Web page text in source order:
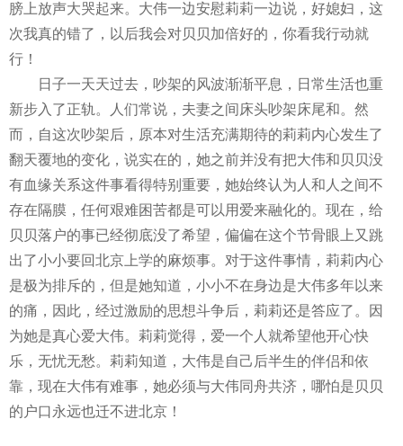
膀上放声大哭起来。大伟一边安慰莉莉一边说，好媳妇，这
次我真的错了，以后我会对贝贝加倍好的，你看我行动就
行！
日子一天天过去，吵架的风波渐渐平息，日常生活也重
新步入了正轨。人们常说，夫妻之间床头吵架床尾和。然
而，自这次吵架后，原本对生活充满期待的莉莉内心发生了
翻天覆地的变化，说实在的，她之前并没有把大伟和贝贝没
有血缘关系这件事看得特别重要，她始终认为人和人之间不
存在隔膜，任何艰难困苦都是可以用爱来融化的。现在，给
贝贝落户的事已经彻底没了希望，偏偏在这个节骨眼上又跳
出了小小要回北京上学的麻烦事。对于这件事情，莉莉内心
是极为排斥的，但是她知道，小小不在身边是大伟多年以来
的痛，因此，经过激励的思想斗争后，莉莉还是答应了。因
为她是真心爱大伟。莉莉觉得，爱一个人就希望他开心快
乐，无忧无愁。莉莉知道，大伟是自己后半生的伴侣和依
靠，现在大伟有难事，她必须与大伟同舟共济，哪怕是贝贝
的户口永远也迁不进北京！